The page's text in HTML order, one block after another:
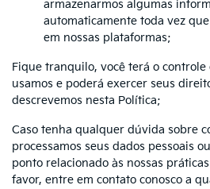
armazenarmos algumas
automaticamente toda vez
em nossas plataformas;
Fique tranquilo, você terá o controle
usamos e poderá exercer seus
descrevemos nesta Política;
Caso tenha qualquer dúvida sobre
processamos seus dados pessoais
ponto relacionado às nossas
favor, entre em contato conosco a